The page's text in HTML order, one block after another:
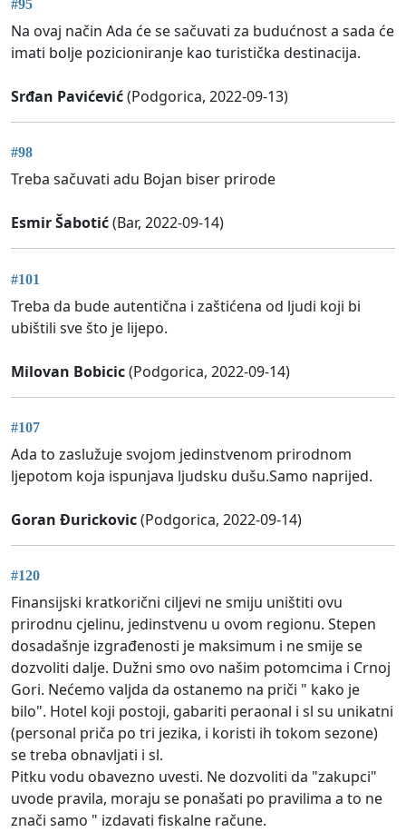
#95
Na ovaj način Ada će se sačuvati za budućnost a sada će
imati bolje pozicioniranje kao turistička destinacija.
Srđan Pavićević(Podgorica, 2022-09-13)
#98
Treba sačuvati adu Bojan biser prirode
Esmir Šabotić(Bar, 2022-09-14)
#101
Treba da bude autentična i zaštićena od ljudi koji bi
ubištili sve što je lijepo.
Milovan Bobicic(Podgorica, 2022-09-14)
#107
Ada to zaslužuje svojom jedinstvenom prirodnom
ljepotom koja ispunjava ljudsku dušu.Samo naprijed.
Goran Đurickovic(Podgorica, 2022-09-14)
#120
Finansijski kratkorični ciljevi ne smiju uništiti ovu
prirodnu cjelinu, jedinstvenu u ovom regionu. Stepen
dosadašnje izgrađenosti je maksimum i ne smije se
dozvoliti dalje. Dužni smo ovo našim potomcima i Crnoj
Gori. Nećemo valjda da ostanemo na priči " kako je
bilo". Hotel koji postoji, gabariti peraonal i sl su unikatni
(personal priča po tri jezika, i koristi ih tokom sezone)
se treba obnavljati i sl.
Pitku vodu obavezno uvesti. Ne dozvoliti da "zakupci"
uvode pravila, moraju se ponašati po pravilima a to ne
znači samo " izdavati fiskalne račune.